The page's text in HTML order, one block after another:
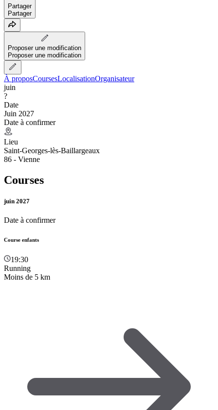
Partager
Partager
Proposer une modification
Proposer une modification
À proposCoursesLocalisationOrganisateur
juin
?
Date
Juin 2027
Date à confirmer
Lieu
Saint-Georges-lès-Baillargeaux
86 - Vienne
Courses
juin 2027
Date à confirmer
Course enfants
19:30
Running
Moins de 5 km